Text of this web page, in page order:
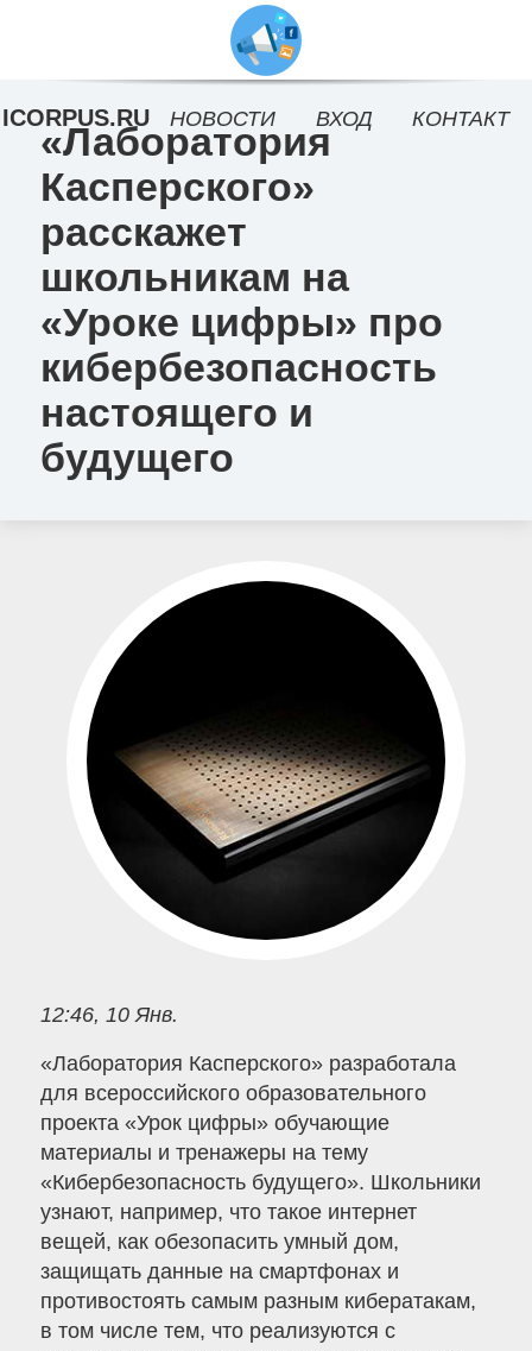
«Лаборатория
Касперского»
расскажет
школьникам на
«Уроке цифры» про
кибербезопасность
настоящего и
будущего
12:46, 10 Янв.
«Лаборатория Касперского» разработала
для всероссийского образовательного
проекта «Урок цифры» обучающие
материалы и тренажеры на тему
«Кибербезопасность будущего». Школьники
узнают, например, что такое интернет
вещей, как обезопасить умный дом,
защищать данные на смартфонах и
противостоять самым разным кибератакам,
в том числе тем, что реализуются с
ICORPUS.RU НОВОСТИ ВХОД КОНТАКТ